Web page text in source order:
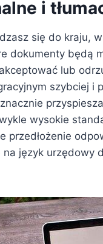
i
się do kraju,
dokumenty będą
lub
szybciej i
wysokie
przedłożenie
na język urzędowy